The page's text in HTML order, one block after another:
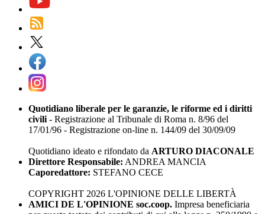
Quotidiano liberale per le garanzie, le riforme ed i diritti
civili - Registrazione al Tribunale di Roma n. 8/96 del
17/01/96 - Registrazione on-line n. 144/09 del 30/09/09
Quotidiano ideato e rifondato da ARTURO DIACONALE
Direttore Responsabile: ANDREA MANCIA
Caporedattore: STEFANO CECE
COPYRIGHT 2026 L'OPINIONE DELLE LIBERTÀ
AMICI DE L'OPINIONE soc.coop. Impresa beneficiaria